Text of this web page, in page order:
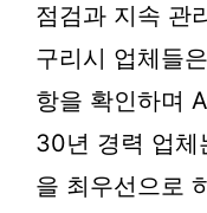
점검과 지속 관
구리시 업체들
항을 확인하며
30년 경력 업체
을 최우선으로